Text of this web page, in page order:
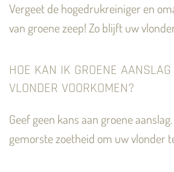
Vergeet de hogedrukreiniger en
van groene zeep! Zo blijft uw
HOE KAN IK GROENE
VLONDER VOORKOMEN?
Geef geen kans aan groene
gemorste zoetheid om uw vlonder